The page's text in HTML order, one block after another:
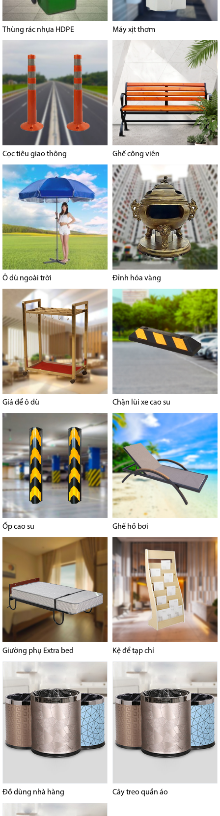
Thùng rác nhựa HDPE Máy xịt thơm
Cọc tiêu giao thông Ghế công viên
Ô dù ngoài trời Đỉnh hóa vàng
Giá để ô dù Chặn lùi xe cao su
Ốp cao su Ghế hồ bơi
Giường phụ Extra bed Kệ để tạp chí
Đồ dùng nhà hàng Cây treo quần áo